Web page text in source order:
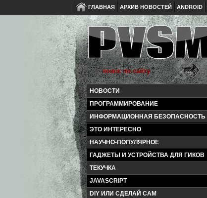
ГЛАВНАЯ АРХИВ НОВОСТЕЙ ANDROID
НОВОСТИ
ПРОГРАММИРОВАНИЕ
ИНФОРМАЦИОННАЯ БЕЗОПАСНОСТЬ
ЭТО ИНТЕРЕСНО
НАУЧНО-ПОПУЛЯРНОЕ
ГАДЖЕТЫ И УСТРОЙСТВА ДЛЯ ГИКОВ
ТЕКУЧКА
JAVASCRIPT
DIY ИЛИ СДЕЛАЙ САМ